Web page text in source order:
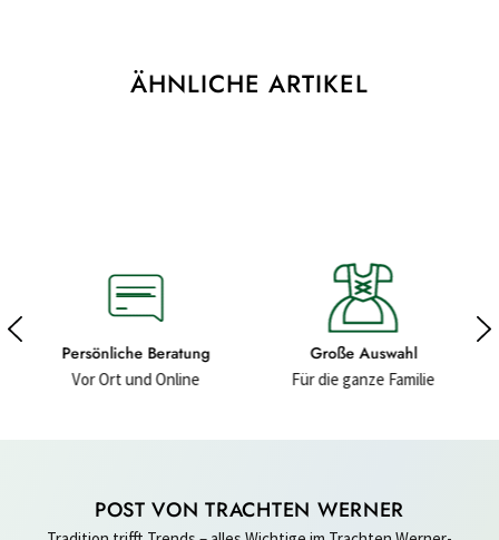
ÄHNLICHE ARTIKEL
Große Auswahl
Für die ganze Familie
Hochwertige Materialien
Für ein gutes Gefühl
POST VON TRACHTEN WERNER